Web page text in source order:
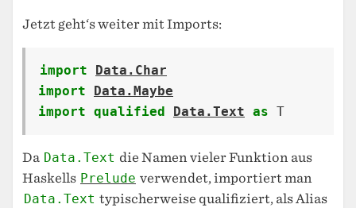
Jetzt geht‘s weiter mit Imports:
import
Data.Char
import
Data.Maybe
import qualified Data.Text as T
Da Data.Text die Namen vieler Funktion aus
Haskells Prelude verwendet, importiert man
Data.Text typischerweise qualifiziert, als Alias